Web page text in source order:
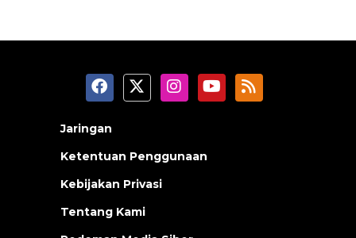
Jaringan
Ketentuan Penggunaan
Kebijakan Privasi
Tentang Kami